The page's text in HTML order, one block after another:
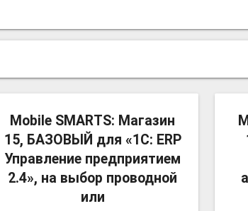
more_vert
Mobile SMARTS: Магазин
15, БАЗОВЫЙ для «1С: ERP
Управление предприятием
2.4», на выбор проводной
или